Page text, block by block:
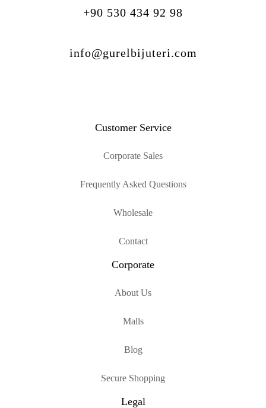
+90 530 434 92 98
info@gurelbijuteri.com
Customer Service
Corporate Sales
Frequently Asked Questions
Wholesale
Contact
Corporate
About Us
Malls
Blog
Secure Shopping
Legal